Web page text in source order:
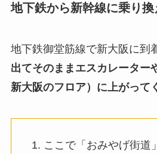
地下鉄から新幹線に乗り
地下鉄御堂筋線で新大阪に到
出てそのままエスカレーター
新大阪のフロア）に上がって
ここで「おみやげ街道